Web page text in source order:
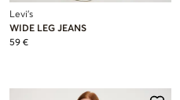
Levi's
WIDE LEG JEANS
59 €